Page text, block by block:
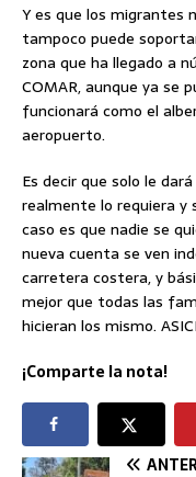
Y es que los migrantes
tampoco puede
zona que ha llegado a
COMAR, aunque ya se
funcionará como el
aeropuerto.
Es decir que solo le
realmente lo requiera y
caso es que nadie se
nueva cuenta se ven
carretera costera, y
mejor que todas las
hicieran los mismo.
¡Comparte la nota!